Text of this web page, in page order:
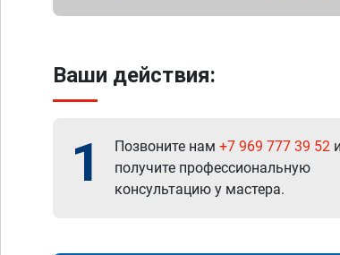
Ваши действия:
1 Позвоните нам +7 969 777 39 52 и
получите профессиональную
консультацию у мастера.